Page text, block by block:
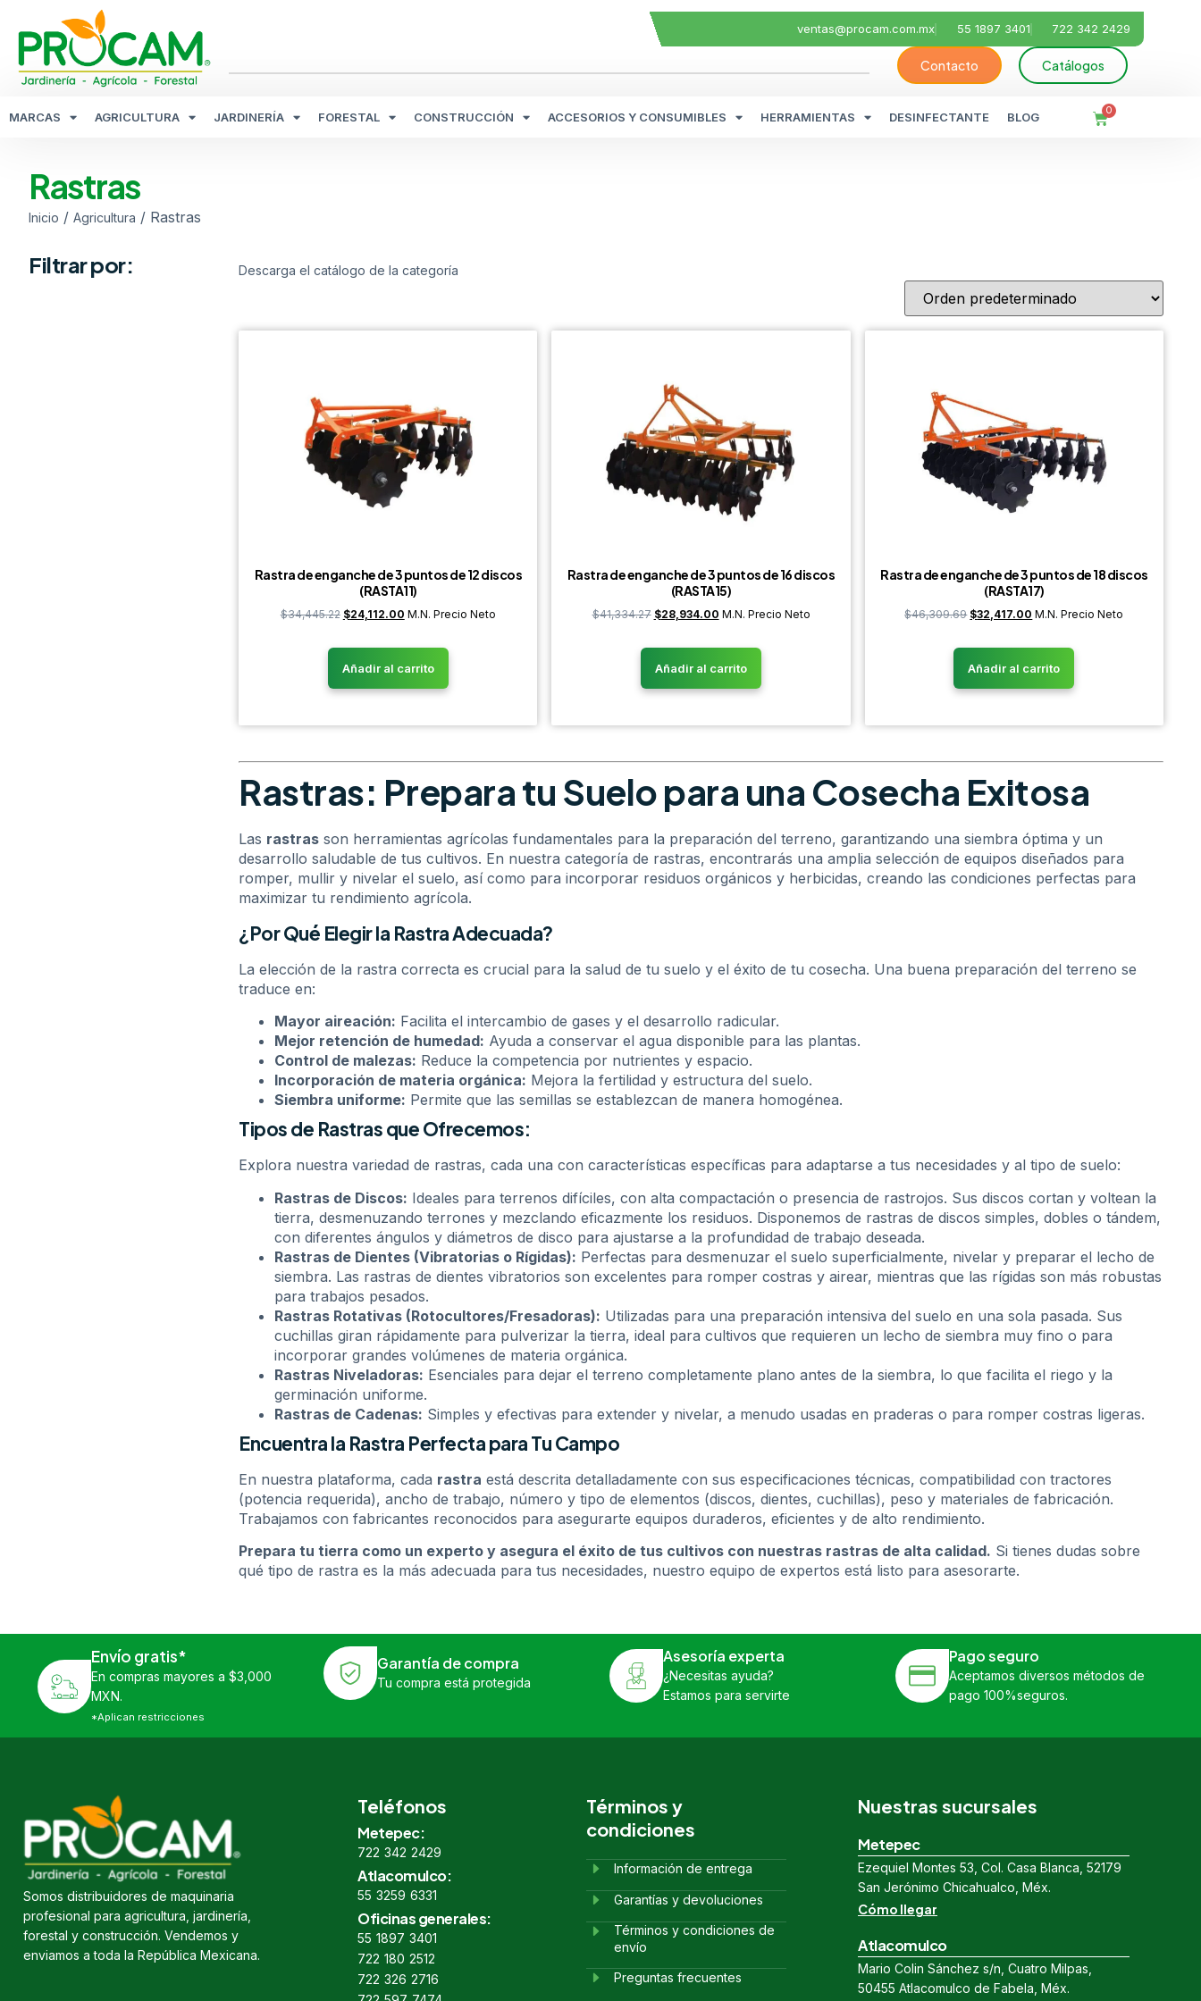
ventas@procam.com.mx 55 1897 3401 722 342 2429
Contacto Catálogos
MARCAS AGRICULTURA JARDINERÍA FORESTAL CONSTRUCCIÓN ACCESORIOS Y CONSUMIBLES HERRAMIENTAS DESINFECTANTE BLOG 0
Rastras
Inicio / Agricultura / Rastras
Filtrar por: Descarga el catálogo de la categoría
Rastra de enganche de 3 puntos de 12 discos
(RASTA11)
$34,445.22 $24,112.00 M.N. Precio Neto
Añadir al carrito
Rastra de enganche de 3 puntos de 16 discos
(RASTA15)
$41,334.27 $28,934.00 M.N. Precio Neto
Añadir al carrito
Rastra de enganche de 3 puntos de 18 discos
(RASTA17)
$46,309.69 $32,417.00 M.N. Precio Neto
Añadir al carrito
Rastras: Prepara tu Suelo para una Cosecha Exitosa
Las rastras son herramientas agrícolas fundamentales para la preparación del terreno, garantizando una siembra óptima y un
desarrollo saludable de tus cultivos. En nuestra categoría de rastras, encontrarás una amplia selección de equipos diseñados para
romper, mullir y nivelar el suelo, así como para incorporar residuos orgánicos y herbicidas, creando las condiciones perfectas para
maximizar tu rendimiento agrícola.
¿Por Qué Elegir la Rastra Adecuada?
La elección de la rastra correcta es crucial para la salud de tu suelo y el éxito de tu cosecha. Una buena preparación del terreno se
traduce en:
Mayor aireación: Facilita el intercambio de gases y el desarrollo radicular.
Mejor retención de humedad: Ayuda a conservar el agua disponible para las plantas.
Control de malezas: Reduce la competencia por nutrientes y espacio.
Incorporación de materia orgánica: Mejora la fertilidad y estructura del suelo.
Siembra uniforme: Permite que las semillas se establezcan de manera homogénea.
Tipos de Rastras que Ofrecemos:
Explora nuestra variedad de rastras, cada una con características específicas para adaptarse a tus necesidades y al tipo de suelo:
Rastras de Discos: Ideales para terrenos difíciles, con alta compactación o presencia de rastrojos. Sus discos cortan y voltean la
tierra, desmenuzando terrones y mezclando eficazmente los residuos. Disponemos de rastras de discos simples, dobles o tándem,
con diferentes ángulos y diámetros de disco para ajustarse a la profundidad de trabajo deseada.
Rastras de Dientes (Vibratorias o Rígidas): Perfectas para desmenuzar el suelo superficialmente, nivelar y preparar el lecho de
siembra. Las rastras de dientes vibratorios son excelentes para romper costras y airear, mientras que las rígidas son más robustas
para trabajos pesados.
Rastras Rotativas (Rotocultores/Fresadoras): Utilizadas para una preparación intensiva del suelo en una sola pasada. Sus
cuchillas giran rápidamente para pulverizar la tierra, ideal para cultivos que requieren un lecho de siembra muy fino o para
incorporar grandes volúmenes de materia orgánica.
Rastras Niveladoras: Esenciales para dejar el terreno completamente plano antes de la siembra, lo que facilita el riego y la
germinación uniforme.
Rastras de Cadenas: Simples y efectivas para extender y nivelar, a menudo usadas en praderas o para romper costras ligeras.
Encuentra la Rastra Perfecta para Tu Campo
En nuestra plataforma, cada rastra está descrita detalladamente con sus especificaciones técnicas, compatibilidad con tractores
(potencia requerida), ancho de trabajo, número y tipo de elementos (discos, dientes, cuchillas), peso y materiales de fabricación.
Trabajamos con fabricantes reconocidos para asegurarte equipos duraderos, eficientes y de alto rendimiento.
Prepara tu tierra como un experto y asegura el éxito de tus cultivos con nuestras rastras de alta calidad. Si tienes dudas sobre
qué tipo de rastra es la más adecuada para tus necesidades, nuestro equipo de expertos está listo para asesorarte.
Envío gratis*
En compras mayores a $3,000
MXN.
*Aplican restricciones
Garantía de compra
Tu compra está protegida
Asesoría experta
¿Necesitas ayuda?
Estamos para servirte
Pago seguro
Aceptamos diversos métodos de
pago 100%seguros.
Somos distribuidores de maquinaria
profesional para agricultura, jardinería,
forestal y construcción. Vendemos y
enviamos a toda la República Mexicana.
Teléfonos
Metepec:
722 342 2429
Atlacomulco:
55 3259 6331
Oficinas generales:
55 1897 3401
722 180 2512
722 326 2716
Términos y
condiciones
Información de entrega
Garantías y devoluciones
Términos y condiciones de
envío
Preguntas frecuentes
Nuestras sucursales
Metepec
Ezequiel Montes 53, Col. Casa Blanca, 52179
San Jerónimo Chicahualco, Méx.
Cómo llegar
Atlacomulco
Mario Colin Sánchez s/n, Cuatro Milpas,
50455 Atlacomulco de Fabela, Méx.